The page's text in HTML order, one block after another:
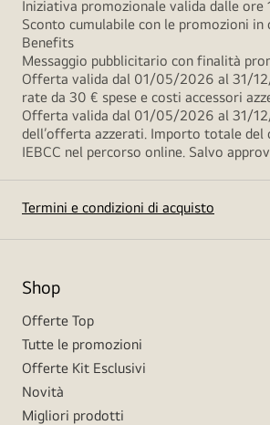
Iniziativa promozionale valida dalle
Sconto cumulabile con le promozioni
Benefits
Messaggio pubblicitario con finalità
Offerta valida dal 01/05/2026 al 31/
rate da 30 € spese e costi accessori
Offerta valida dal 01/05/2026 al 31/
dell’offerta azzerati. Importo totale
IEBCC nel percorso online. Salvo
Termini e condizioni di acquisto
Shop
Offerte Top
Tutte le promozioni
Offerte Kit Esclusivi
Novità
Migliori prodotti